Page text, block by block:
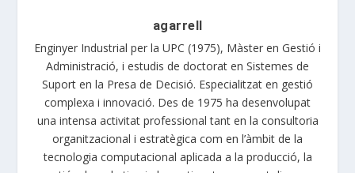
agarrell
Enginyer Industrial per la UPC (1975), Màster en Gestió i
Administració, i estudis de doctorat en Sistemes de
Suport en la Presa de Decisió. Especialitzat en gestió
complexa i innovació. Des de 1975 ha desenvolupat
una intensa activitat professional tant en la consultoria
organitzacional i estratègica com en l’àmbit de la
tecnologia computacional aplicada a la producció, la